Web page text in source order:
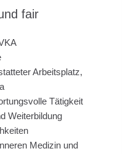
fair
Arbeitsplatz,
Tätigkeit
Weiterbildung
Medizin und